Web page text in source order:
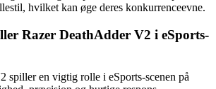
hvilket kan øge deres konkurrenceevne.
Razer DeathAdder V2 i eSports-
spiller en vigtig rolle i eSports-scenen på